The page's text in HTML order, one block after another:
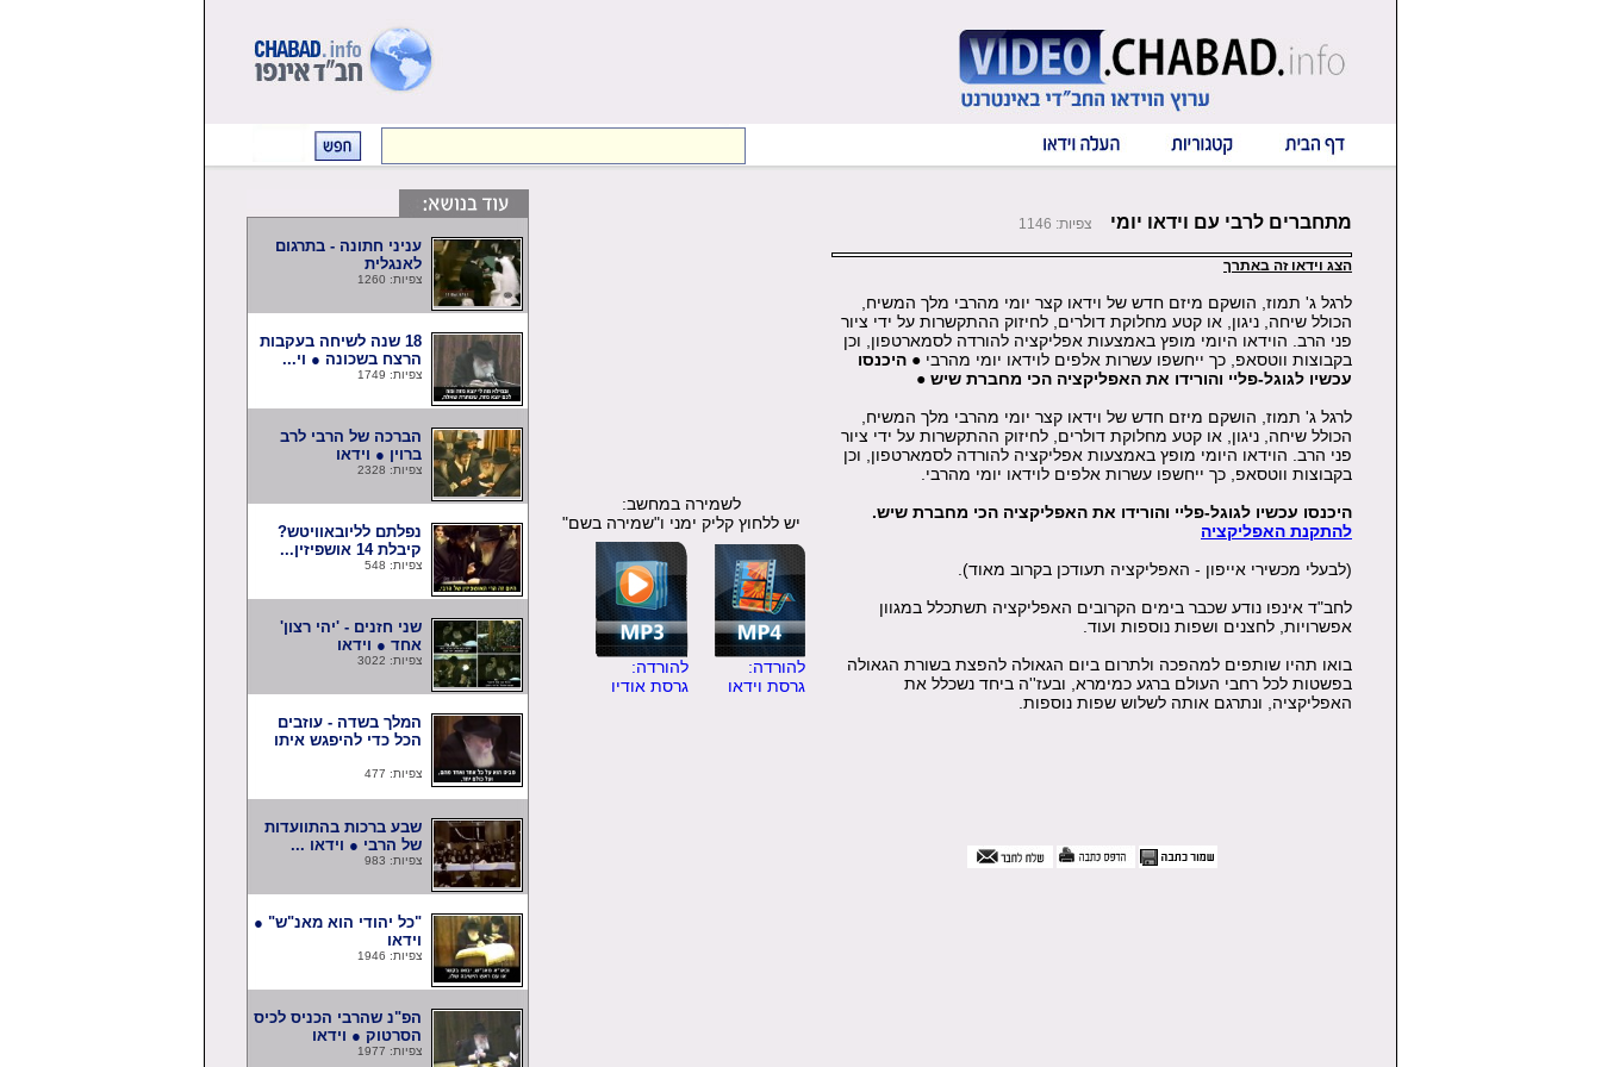
מתחברים לרבי עם וידאו יומי צפיות: 1146
הצג וידאו זה באתרך
לרגל ג' תמוז, הושקם מיזם חדש של וידאו קצר יומי מהרבי מלך המשיח,
הכולל שיחה, ניגון, או קטע מחלוקת דולרים, לחיזוק ההתקשרות על ידי ציור
פני הרב. הוידאו היומי מופץ באמצעות אפליקציה להורדה לסמארטפון, וכן
בקבוצות ווטסאפ, כך ייחשפו עשרות אלפים לוידאו יומי מהרבי ● היכנסו
עכשיו לגוגל-פליי והורידו את האפליקציה הכי מחברת שיש ●
לרגל ג' תמוז, הושקם מיזם חדש של וידאו קצר יומי מהרבי מלך המשיח,
הכולל שיחה, ניגון, או קטע מחלוקת דולרים, לחיזוק ההתקשרות על ידי ציור
פני הרב. הוידאו היומי מופץ באמצעות אפליקציה להורדה לסמארטפון, וכן
בקבוצות ווטסאפ, כך ייחשפו עשרות אלפים לוידאו יומי מהרבי.
היכנסו עכשיו לגוגל-פליי והורידו את האפליקציה הכי מחברת שיש.
להתקנת האפליקציה
(לבעלי מכשירי אייפון - האפליקציה תעודכן בקרוב מאוד).
לחב"ד אינפו נודע שכבר בימים הקרובים האפליקציה תשתכלל במגוון
אפשרויות, לחצנים ושפות נוספות ועוד.
בואו תהיו שותפים למהפכה ולתרום ביום הגאולה להפצת בשורת הגאולה
בפשטות לכל רחבי העולם ברגע כמימרא, ובעז''ה ביחד נשכלל את
האפליקציה, ונתרגם אותה לשלוש שפות נוספות.
לשמירה במחשב:
יש ללחוץ קליק ימני ו"שמירה בשם"
להורדה:
גרסת וידאו
להורדה:
גרסת אודיו
עניני חתונה - בתרגום
לאנגלית
צפיות: 1260
18 שנה לשיחה בעקבות
הרצח בשכונה ● וי...
צפיות: 1749
הברכה של הרבי לרב
ברוין ● וידאו
צפיות: 2328
נפלתם לליובאוויטש?
קיבלת 14 אושפיזין...
צפיות: 548
שני חזנים - 'יהי רצון'
אחד ● וידאו
צפיות: 3022
המלך בשדה - עוזבים
הכל כדי להיפגש איתו
צפיות: 477
שבע ברכות בהתוועדות
של הרבי ● וידאו ...
צפיות: 983
"כל יהודי הוא מאנ"ש" ●
וידאו
צפיות: 1946
הפ"נ שהרבי הכניס לכיס
הסרטוק ● וידאו
צפיות: 1977